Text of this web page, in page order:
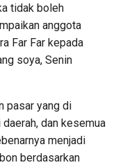
tidak boleh
anggota
Far Far kepada
soya, Senin
pasar yang di
dan kesemua
menjadi
berdasarkan